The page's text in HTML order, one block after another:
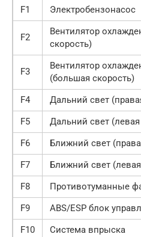
F1
Электробензонасос
F2
Вентилятор
скорость)
F3
Вентилятор
(большая скорость)
F4 Дальний свет
F5
Дальний свет
F6
Ближний свет
F7
Ближний свет
F8
Противотуманные
F9
ABS/ESP блок
F10
Система впрыска